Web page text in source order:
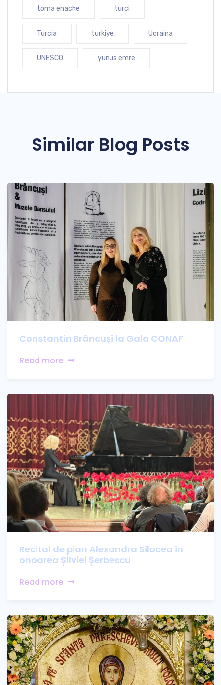
toma enache turci
Turcia turkiye Ucraina
UNESCO yunus emre
Similar Blog Posts
Constantin Brâncuși la Gala CONAF
Read more
Recital de pian Alexandra Silocea în
onoarea Șilviei Șerbescu
Read more